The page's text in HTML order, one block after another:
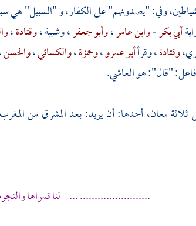
وفي: "يصدونهم" على الكفار، و "السبيل" هي
أبي بكر-وابن عامر،وأبو جعفر،وشيبة،وقتادة،
وقتادة، وقرأأبو عمرو،وحمزة،والكسائي،والحسن
"قال": هو العاشي.
ثلاثة معان، أحدها: أن يريد: بعد المشرق من
........................ ... لنا قمراها